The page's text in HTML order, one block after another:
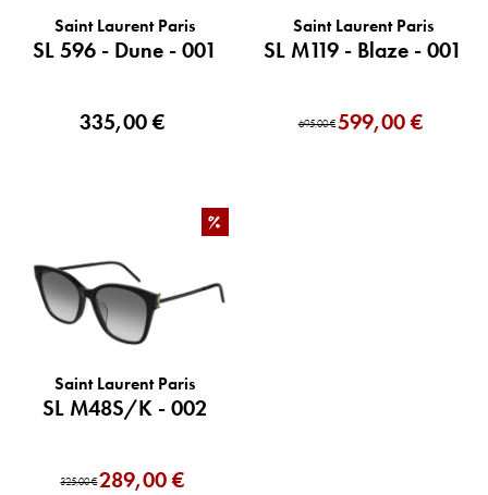
Saint Laurent Paris
SL 596 - Dune - 001
335,00 €
Saint Laurent Paris
SL M119 - Blaze - 001
695,00 €599,00 €
%
Saint Laurent Paris
SL M48S/K - 002
325,00 €289,00 €